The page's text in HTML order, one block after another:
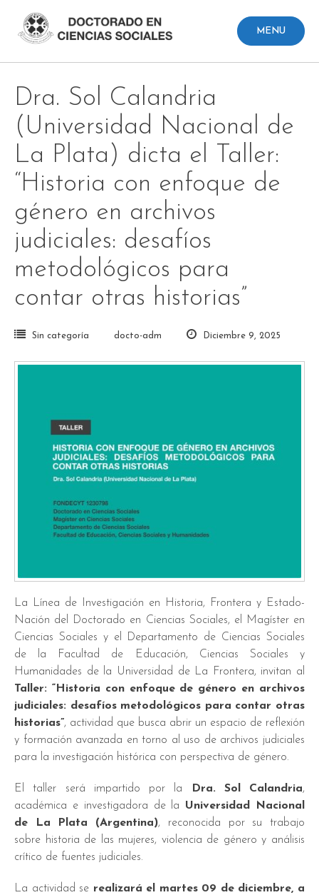
content
MENU
Dra. Sol Calandria
(Universidad Nacional de
La Plata) dicta el Taller:
“Historia con enfoque de
género en archivos
judiciales: desafíos
metodológicos para
contar otras historias”
Sin categoría docto-adm Diciembre 9, 2025
La
Línea de Investigación en Historia, Frontera y Estado-
Nación del Doctorado en Ciencias Sociales, el Magíster en
Ciencias Sociales y el
Departamento de Ciencias Sociales
de la Facultad de Educación, Ciencias Sociales y
Humanidades de la Universidad de La Frontera, invitan al
Taller: “Historia con enfoque de género en archivos
judiciales: desafíos metodológicos para contar otras
historias”, actividad que busca abrir un espacio de reflexión
y formación avanzada en torno al uso de archivos judiciales
para la investigación histórica con perspectiva de género.
El taller será impartido por la Dra. Sol Calandria,
académica e investigadora de la Universidad Nacional
de La Plata (Argentina), reconocida por su trabajo
sobre historia de las mujeres, violencia de género y análisis
crítico de fuentes judiciales.
La actividad se realizará el martes 09 de diciembre, a